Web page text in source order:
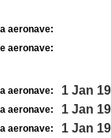
aeronave:
aeronave:
aeronave: 1 Jan
aeronave: 1 Jan
aeronave: 1 Jan